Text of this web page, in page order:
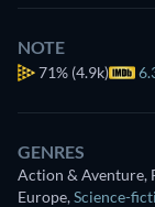
NOTE
71% (4.9k)
GENRES
Action & Aventure,
Europe,Science-